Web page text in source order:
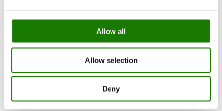
Allow all
Allow selection
Deny
højre side. Ved at bygge denne gaspejs ind i et hjørne skaber du et
hyggeligt samlingspunkt, hvor ilden kan nydes fra to sider.
styrer let flammerne og varmen med fjernbetjeningen eller din
telefon/tablet.